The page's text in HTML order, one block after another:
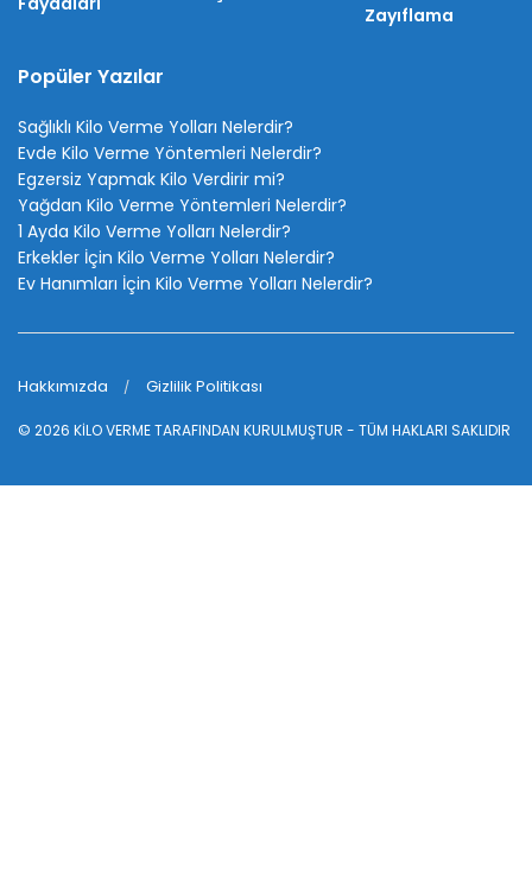
Zayıflama
Popüler Yazılar
Sağlıklı Kilo Verme Yolları Nelerdir?
Evde Kilo Verme Yöntemleri Nelerdir?
Egzersiz Yapmak Kilo Verdirir mi?
Yağdan Kilo Verme Yöntemleri Nelerdir?
1 Ayda Kilo Verme Yolları Nelerdir?
Erkekler İçin Kilo Verme Yolları Nelerdir?
Ev Hanımları İçin Kilo Verme Yolları Nelerdir?
Hakkımızda Gizlilik Politikası
© 2026 KİLO VERMETARAFINDAN KURULMUŞTUR - TÜM HAKLARI SAKLIDIR